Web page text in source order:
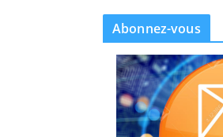
Abonnez-vous